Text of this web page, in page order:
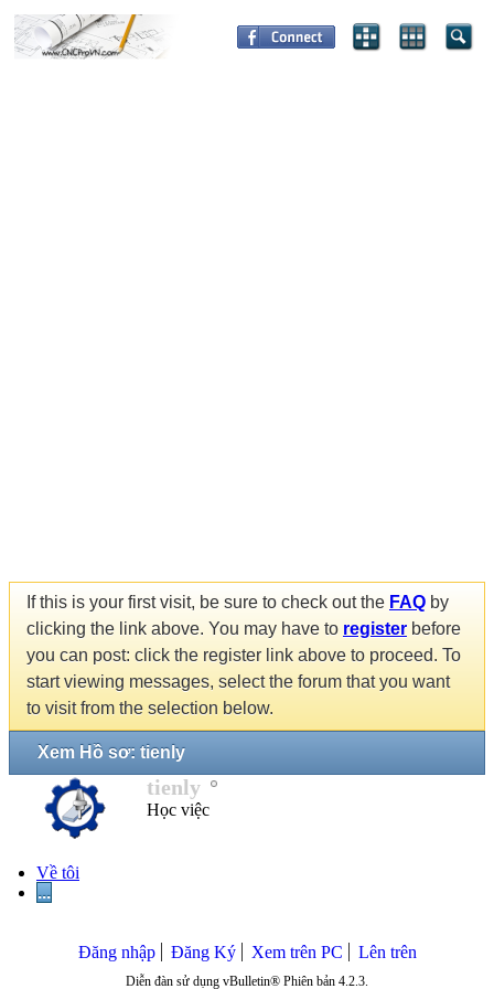
If this is your first visit, be sure to check out the FAQ by
clicking the link above. You may have to register before
you can post: click the register link above to proceed. To
start viewing messages, select the forum that you want
to visit from the selection below.
Xem Hồ sơ: tienly
tienly
Học việc
Về tôi
...
Đăng nhập Đăng Ký Xem trên PC Lên trên
Diễn đàn sử dụng vBulletin® Phiên bản 4.2.3.